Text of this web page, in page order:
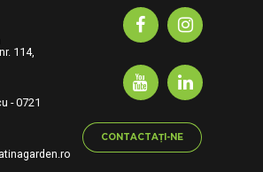
114,
- 0721
CONTACTAȚI-NE